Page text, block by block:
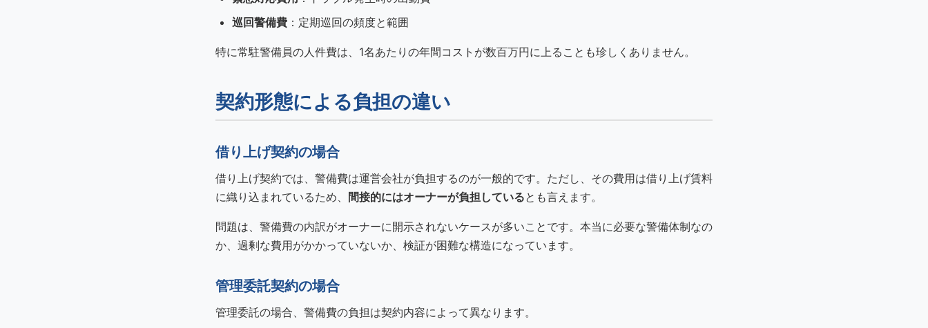
巡回警備費 ：定期巡回の頻度と範囲
特に常駐警備員の人件費は、1名あたりの年間コストが数百万円に上ることも珍しくありません。
契約形態による負担の違い
借り上げ契約の場合
借り上げ契約では、警備費は運営会社が負担するのが一般的です。ただし、その費用は借り上げ賃料
に織り込まれているため、 間接的にはオーナーが負担しているとも言えます。
問題は、警備費の内訳がオーナーに開示されないケースが多いことです。本当に必要な警備体制なの
か、過剰な費用がかかっていないか、検証が困難な構造になっています。
管理委託契約の場合
管理委託の場合、警備費の負担は契約内容によって異なります。